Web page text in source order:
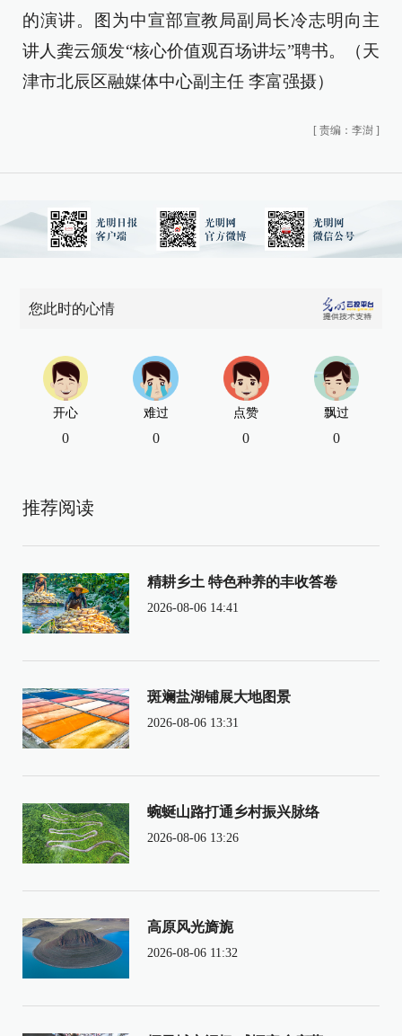
的演讲。图为中宣部宣教局副局长冷志明向主
讲人龚云颁发“核心价值观百场讲坛”聘书。（天
津市北辰区融媒体中心副主任 李富强摄）
[ 责编：李澍 ]
您此时的心情
开心
0
难过
0
点赞
0
飘过
0
推荐阅读
精耕乡土 特色种养的丰收答卷
2026-08-06 14:41
斑斓盐湖铺展大地图景
2026-08-06 13:31
蜿蜒山路打通乡村振兴脉络
2026-08-06 13:26
高原风光旖旎
2026-08-06 11:32